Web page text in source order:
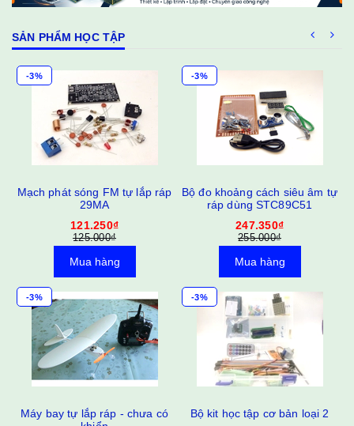
SẢN PHẨM HỌC TẬP
-3%
Mạch phát sóng FM tự lắp ráp
29MA
121.250₫
125.000₫
Mua hàng
-3%
Máy bay tự lắp ráp - chưa có
-3%
Bộ đo khoảng cách siêu âm tự
ráp dùng STC89C51
247.350₫
255.000₫
Mua hàng
-3%
Bộ kit học tập cơ bản loại 2